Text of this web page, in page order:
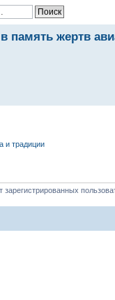
память жертв
и традиции